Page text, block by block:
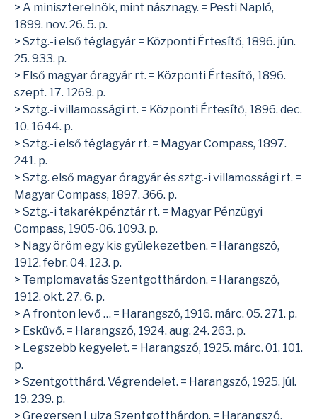
> A miniszterelnök, mint násznagy. = Pesti Napló,
1899. nov. 26. 5. p.
> Sztg.-i első téglagyár = Központi Értesítő, 1896. jún.
25. 933. p.
> Első magyar óragyár rt. = Központi Értesítő, 1896.
szept. 17. 1269. p.
> Sztg.-i villamossági rt. = Központi Értesítő, 1896. dec.
10. 1644. p.
> Sztg.-i első téglagyár rt. = Magyar Compass, 1897.
241. p.
> Sztg. első magyar óragyár és sztg.-i villamossági rt. =
Magyar Compass, 1897. 366. p.
> Sztg.-i takarékpénztár rt. = Magyar Pénzügyi
Compass, 1905-06. 1093. p.
> Nagy öröm egy kis gyülekezetben. = Harangszó,
1912. febr. 04. 123. p.
> Templomavatás Szentgotthárdon. = Harangszó,
1912. okt. 27. 6. p.
> A fronton levő … = Harangszó, 1916. márc. 05. 271. p.
> Esküvő. = Harangszó, 1924. aug. 24. 263. p.
> Legszebb kegyelet. = Harangszó, 1925. márc. 01. 101.
p.
> Szentgotthárd. Végrendelet. = Harangszó, 1925. júl.
19. 239. p.
> Gregersen Lujza Szentgotthárdon. = Harangszó,